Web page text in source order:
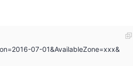
07-01&AvailableZone=xxx&